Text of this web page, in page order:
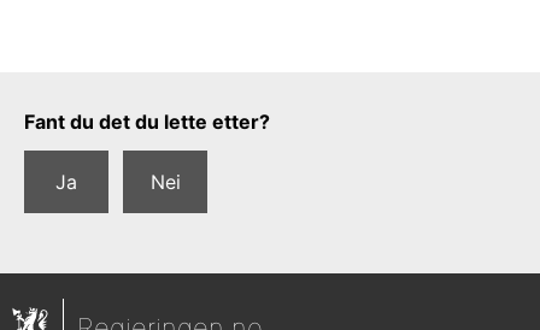
Tilbakemeldingsskjema
Fant du det du lette etter?
Ja Nei